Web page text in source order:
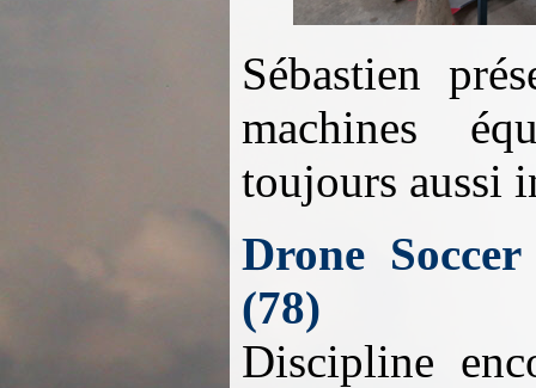
Sébastien
machines
toujours aussi
Drone
(78)
Discipline